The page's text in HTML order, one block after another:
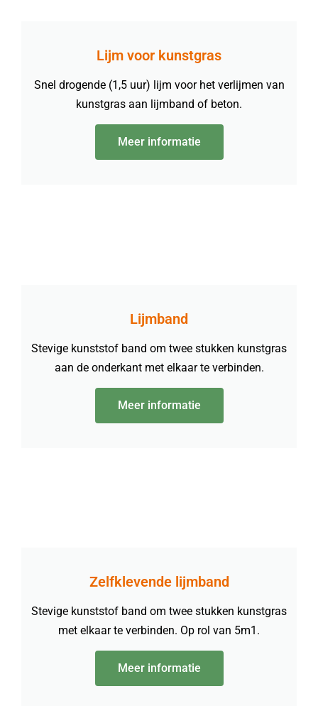
Lijm voor kunstgras
Snel drogende (1,5 uur) lijm voor het verlijmen van
kunstgras aan lijmband of beton.
Meer informatie
Lijmband
Stevige kunststof band om twee stukken kunstgras
aan de onderkant met elkaar te verbinden.
Meer informatie
Zelfklevende lijmband
Stevige kunststof band om twee stukken kunstgras
met elkaar te verbinden. Op rol van 5m1.
Meer informatie